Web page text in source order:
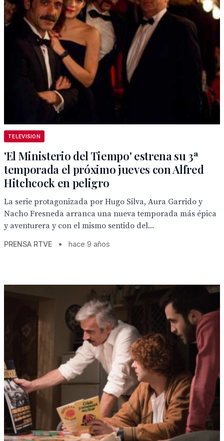
TELEVISION
'El Ministerio del Tiempo' estrena su 3ª
temporada el próximo jueves con Alfred
Hitchcock en peligro
La serie protagonizada por Hugo Silva, Aura Garrido y
Nacho Fresneda arranca una nueva temporada más épica
y aventurera y con el mismo sentido del...
PRENSA RTVE • hace 9 años